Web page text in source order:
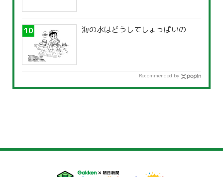
海の水はどうしてしょっぱいの
Recommended by